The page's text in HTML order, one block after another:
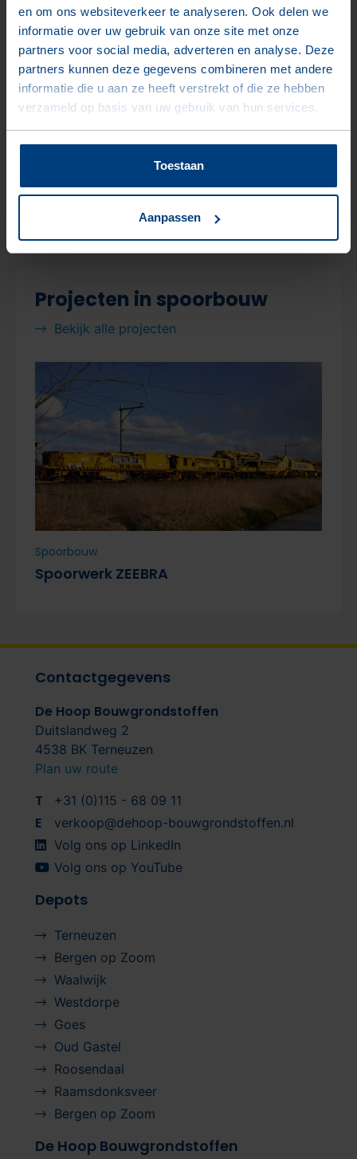
en om ons websiteverkeer te analyseren. Ook delen we
informatie over uw gebruik van onze site met onze
partners voor social media, adverteren en analyse. Deze
partners kunnen deze gegevens combineren met andere
informatie die u aan ze heeft verstrekt of die ze hebben
verzameld op basis van uw gebruik van hun services.
Toestaan
Aanpassen
Producten in spoorbouw
Bekijk alle producten
Projecten in spoorbouw
Bekijk alle projecten
Spoorbouw
Spoorwerk ZEEBRA
Contactgegevens
De Hoop Bouwgrondstoffen
Duitslandweg 2
4538 BK Terneuzen
Plan uw route
T +31 (0)115 - 68 09 11
E
verkoop@dehoop-bouwgrondstoffen.nl
Volg ons op LinkedIn
Volg ons op YouTube
Depots
Terneuzen
Bergen op Zoom
Waalwijk
Westdorpe
Goes
Oud Gastel
Roosendaal
Raamsdonksveer
Bergen op Zoom
De Hoop Bouwgrondstoffen